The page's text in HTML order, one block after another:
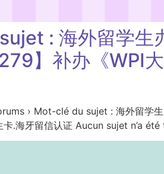
: 海外留学生
】补办《WPI
› Mot-clé du sujet : 海外留学
.海牙留信认证 Aucun sujet n’a